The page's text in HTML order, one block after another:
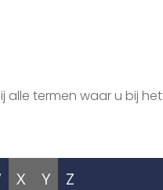
termen waar u bij het
X Y Z